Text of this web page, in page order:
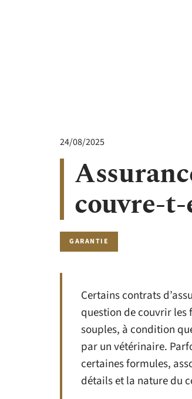
24/08/2025
couvre-t-
GARANTIE
Certains contrats
question de couvrir les
souples, à condition
par un vétérinaire.
certaines formules,
détails et la nature du